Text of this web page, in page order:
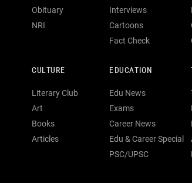
Obituary
NRI
Interviews
Cartoons
Fact Check
CULTURE
Literary Club
Art
Books
Articles
EDUCATION
Edu News
Exams
Career News
Edu & Career Special
PSC/UPSC